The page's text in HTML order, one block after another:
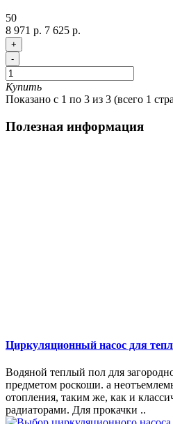
50
8 971 р. 7 625 р.
+
-
Купить
Показано с 1 по 3 из 3 (всего 1
Полезная информация
Циркуляционный насос для
Водяной теплый пол для
предметом роскоши. а
отопления, таким же, как и
радиаторами. Для прокачки ..